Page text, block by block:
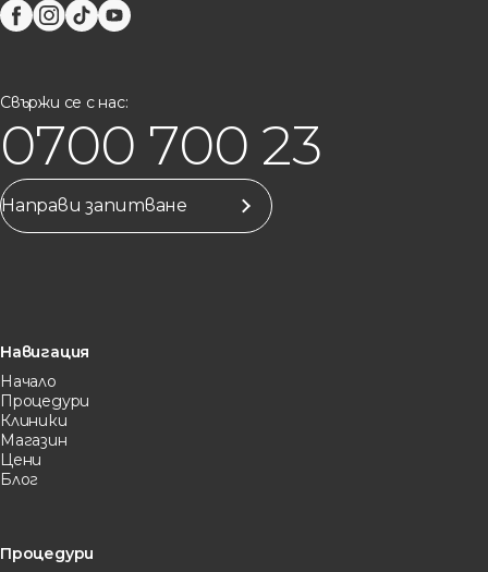
Свържи се с нас:
0700 700 23
Направи запитване
Навигация
Начало
Процедури
Клиники
Магазин
Цени
Блог
Процедури